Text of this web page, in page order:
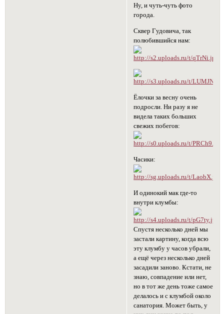
Ну, и чуть-чуть фото
города.
Сквер Гудовича, так
полюбившийся нам:
Ёлочки за весну очень
подросли. Ни разу я не
видела таких больших
свежих побегов:
Часики:
И одинокий мак где-то
внутри клумбы:
Спустя несколько дней мы
застали картину, когда всю
эту клумбу у часов убрали,
а ещё через несколько дней
засадили заново. Кстати, не
знаю, совпадение или нет,
но в тот же день тоже самое
делалось и с клумбой около
санатория. Может быть, у